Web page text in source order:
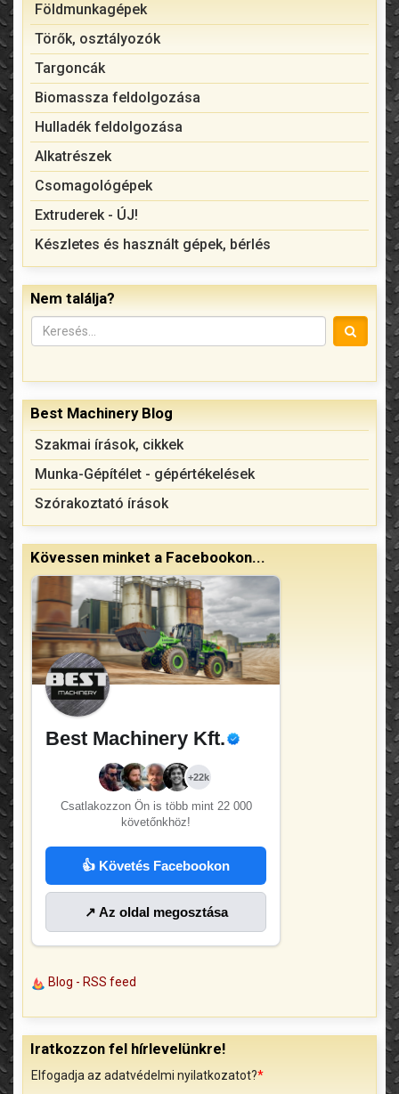
Földmunkagépek
Törők, osztályozók
Targoncák
Biomassza feldolgozása
Hulladék feldolgozása
Alkatrészek
Csomagológépek
Extruderek - ÚJ!
Készletes és használt gépek, bérlés
Nem találja?
Best Machinery Blog
Szakmai írások, cikkek
Munka-Gépítélet - gépértékelések
Szórakoztató írások
Kövessen minket a Facebookon...
Best Machinery Kft.
+22k
Csatlakozzon Ön is több mint 22 000
követőnkhöz!
👍 Követés Facebookon
↗ Az oldal megosztása
Blog - RSS feed
Iratkozzon fel hírlevelünkre!
Elfogadja az adatvédelmi nyilatkozatot?*